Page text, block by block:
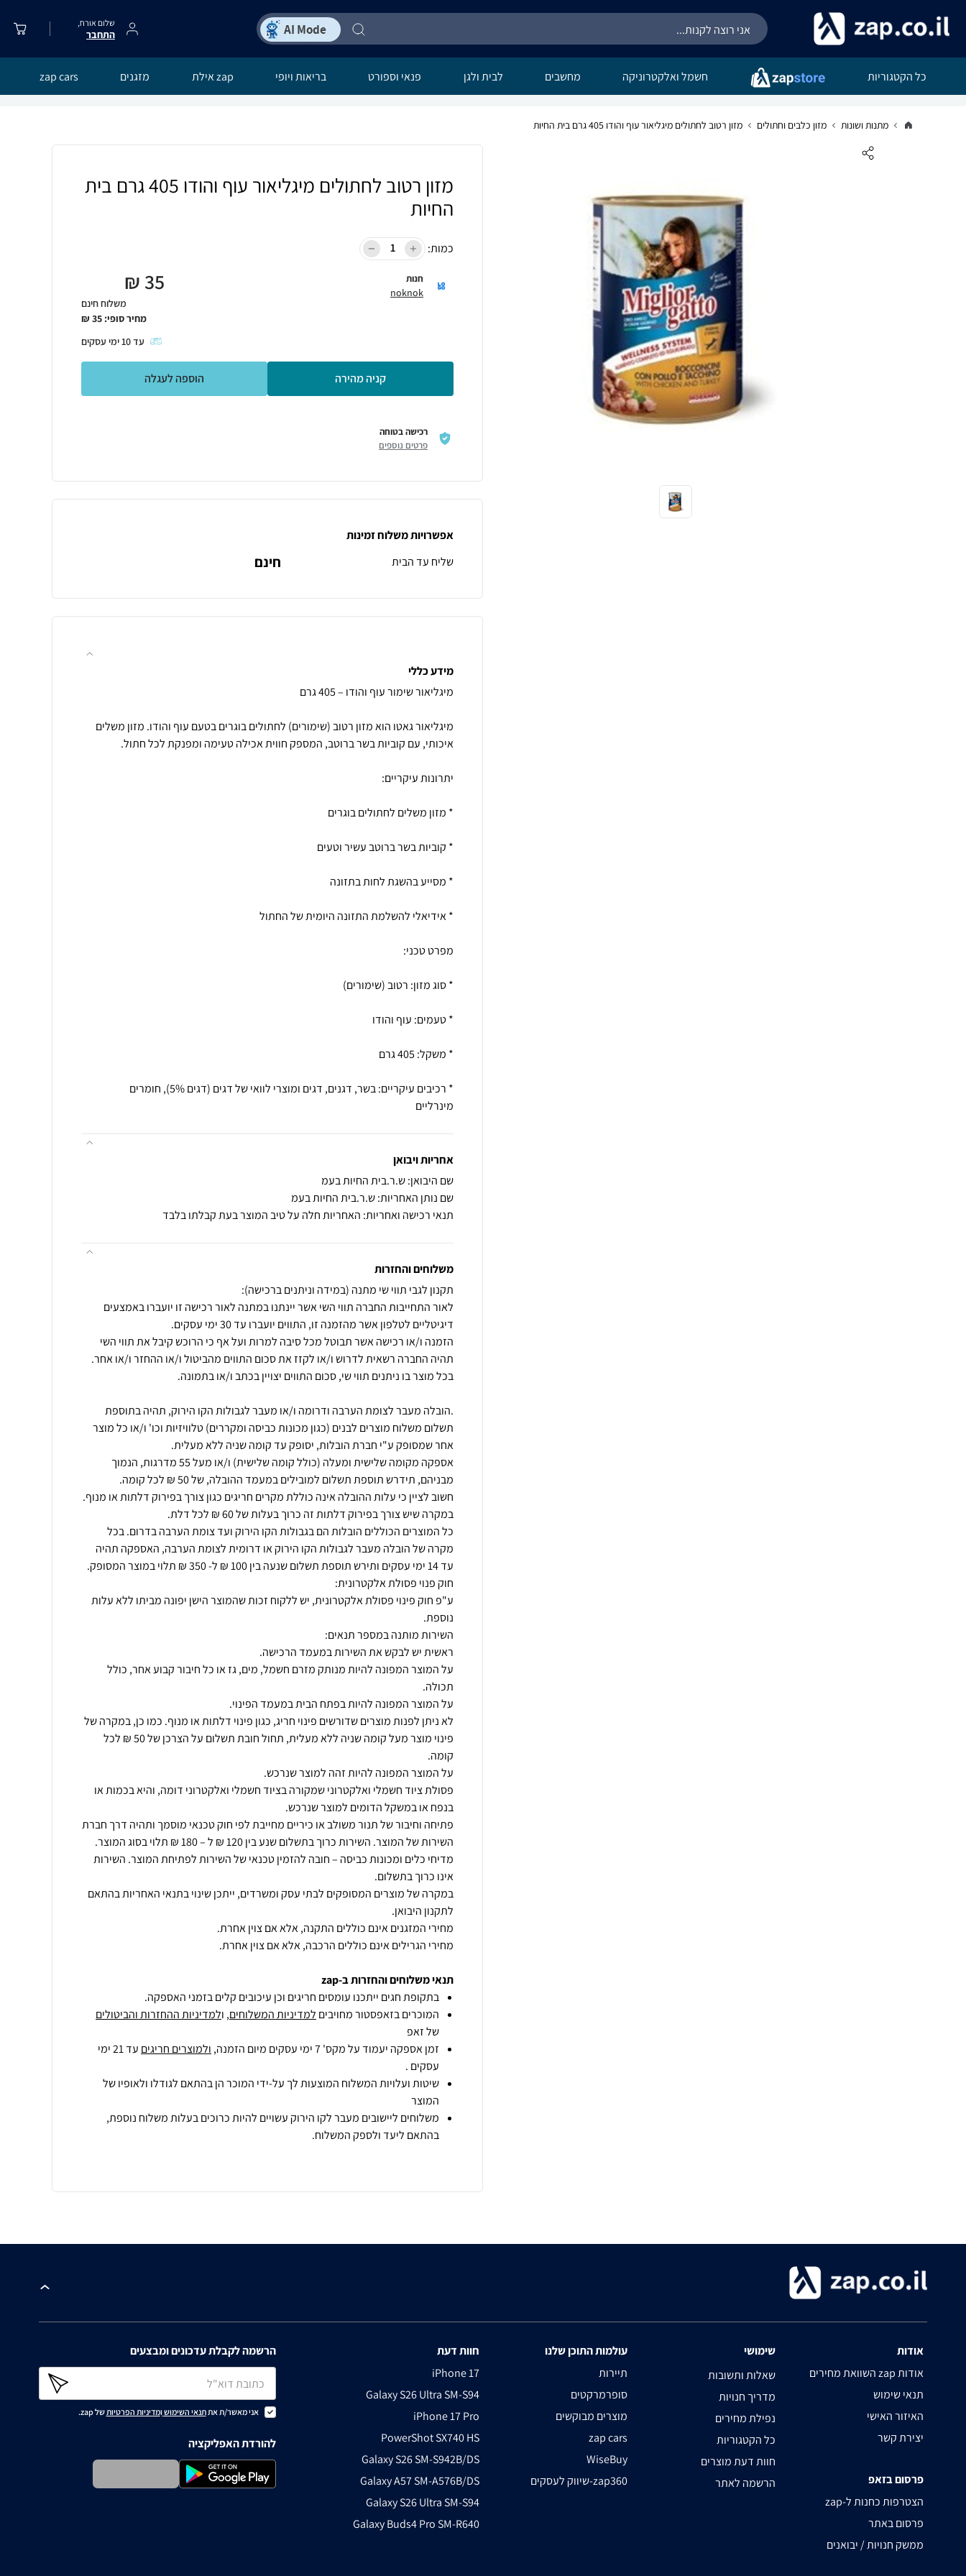
שלום אורח,
התחבר
כל הקטגוריות חשמל ואלקטרוניקה מחשבים לבית ולגן פנאי וספורט בריאות ויופי zap אילת מזגנים zap cars
מתנות ושונות מזון כלבים וחתולים מזון רטוב לחתולים מיגליאור עוף והודו 405 גרם בית החיות
מזון רטוב לחתולים מיגליאור עוף והודו 405 גרם בית
החיות
כמות:
חנות
noknok
35
₪
משלוח חינם
מחיר סופי: 35
₪
עד10 ימי עסקים
קניה מהירה הוספה לעגלה
רכישה בטוחה
פרטים נוספים
אפשרויות משלוח זמינות
שליח עד הבית
חינם
מידע כללי
מינרליים
אחריות ויבואן
שם היבואן: ש.ר.בית החיות בעמ
שם נותן האחריות: ש.ר.בית החיות בעמ
תנאי רכישה ואחריות: האחריות חלה על טיב המוצר בעת קבלתו בלבד
משלוחים והחזרות
לאור התחייבות החברה תווי השי אשר יינתנו במתנה לאור רכישה זו יועברו באמצעים
הזמנה ו/או רכישה אשר תבוטל מכל סיבה למרות ועל אף כי הרוכש קיבל את תווי השי
.הובלה מעבר לצומת הערבה ודרומה ו/או מעבר לגבולות הקו הירוק, תהיה בתוספת
תשלום משלוח מוצרים לבנים (כגון מכונות כביסה ומקררים) טלוויזיות וכו' ו/או כל מוצר
אספקה מקומה שלישית ומעלה (כולל קומה שלישית) ו/או מעל 55 מדרגות, הנמוך
כל המוצרים הכוללים הובלות הם בגבולות הקו הירוק ועד צומת הערבה בדרום. בכל
מקרה של הובלה מעבר לגבולות הקו הירוק או דרומית לצומת הערבה, האספקה תהיה
ע"פ חוק פינוי פסולת אלקטרונית, יש ללקוח זכות שהמוצר הישן יפונה מביתו ללא עלות
על המוצר המפונה להיות מנותק מזרם חשמל, מים, גז או כל חיבור קבוע אחר, כולל
לא ניתן לפנות מוצרים שדורשים פינוי חריג, כגון פינוי דלתות או מנוף. כמו כן, במקרה של
פינוי מוצר מעל קומה שניה ללא מעלית, תחול חובת תשלום על הצרכן של 50 ₪ לכל
פסולת ציוד חשמלי ואלקטרוני שמקורה בציוד חשמלי ואלקטרוני דומה, והיא בכמות או
פתיחה וחיבור של תנור משולב או כיריים מחייבת לפי חוק טכנאי מוסמך ותהיה דרך חברת
מדיחי כלים ומכונות כביסה – חובה להזמין טכנאי של השירות לפתיחת המוצר. השירות
במקרה של מוצרים המסופקים לבתי עסק ומשרדים, ייתכן שינוי בתנאי האחריות בהתאם
מחירי הגרילים אינם כוללים הרכבה, אלא אם צוין אחרת.
תנאי משלוחים והחזרות ב-zap
בתקופת חגים ייתכנו עומסים חריגים וכן עיכובים קלים בזמני האספקה.
המוכרים בזאפסטור מחויבים למדיניות המשלוחים, ולמדיניות ההחזרות והביטולים
של זאפ
זמן אספקה יעמוד על מקס' 7 ימי עסקים מיום הזמנה,
ולמוצרים חריגים
עד 21 ימי
עסקים .
שיטות ועלויות המשלוח המוצעות לך על-ידי המוכר הן בהתאם לגודלו ולאופיו של
המוצר
משלוחים ליישובים מעבר לקו הירוק עשויים להיות כרוכים בעלות משלוח נוספת,
בהתאם ליעד ולספק המשלוח.
אודות
השוואת מחירים zap אודות
תנאי שימוש
האיזור האישי
יצירת קשר
פרסום בזאפ
zap-הצטרפות כחנות ל
פרסום באתר
ממשק חנויות / יבואנים
שימושי
שאלות ותשובות
מדריך חנויות
נפילת מחירים
כל הקטגוריות
חוות דעת מוצרים
הרשמה לאתר
עולמות התוכן שלנו
תיירות
סופרמרקטים
מוצרים מבוקשים
zap cars
WiseBuy
שיווק לעסקים-zap360
חוות דעת
iPhone 17
Galaxy S26 Ultra SM-S94
iPhone 17 Pro
PowerShot SX740 HS
Galaxy S26 SM-S942B/DS
Galaxy A57 SM-A576B/DS
Galaxy S26 Ultra SM-S94
Galaxy Buds4 Pro SM-R640
הרשמה לקבלת עדכונים ומבצעים
אני מאשר/ת אתתנאי השימושומדיניות הפרטיותשל zap.
להורדת האפליקציה